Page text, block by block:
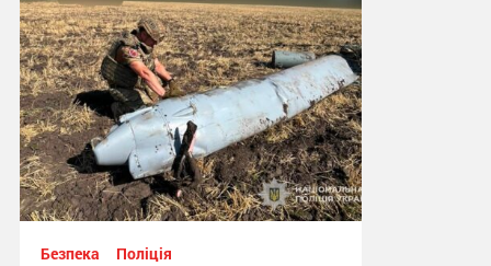
Безпека Поліція